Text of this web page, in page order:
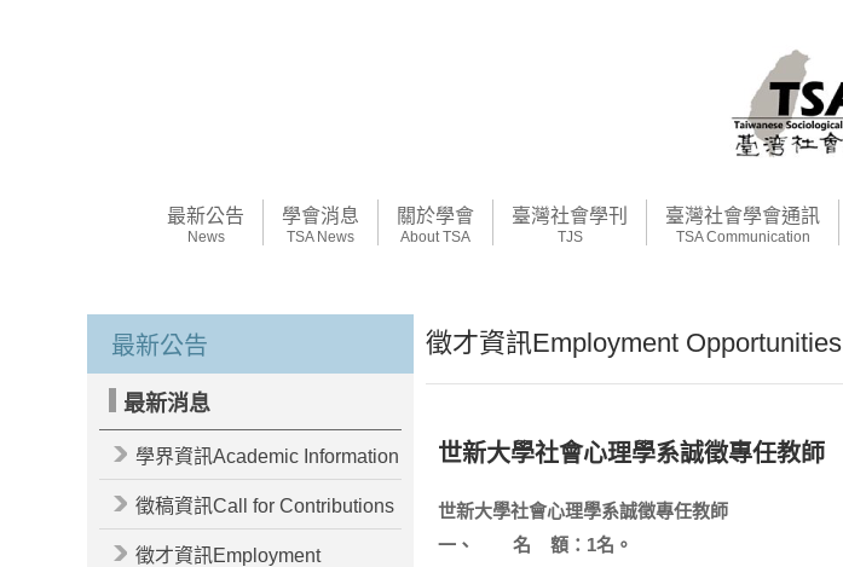
最新公告
News
學會消息
TSA News
關於學會
About TSA
臺灣社會學刊
TJS
臺灣社會學會通訊
TSA Communication
最新公告
最新消息
學界資訊Academic Information
徵稿資訊Call for Contributions
徵才資訊Employment
徵才資訊Employment Opportunities
世新大學社會心理學系誠徵專任教師
世新大學社會心理學系誠徵專任教師
一、 名 額： 1名。